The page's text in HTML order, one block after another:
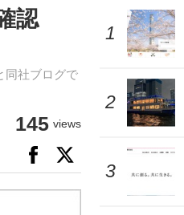
認
同社ブログで
145 views